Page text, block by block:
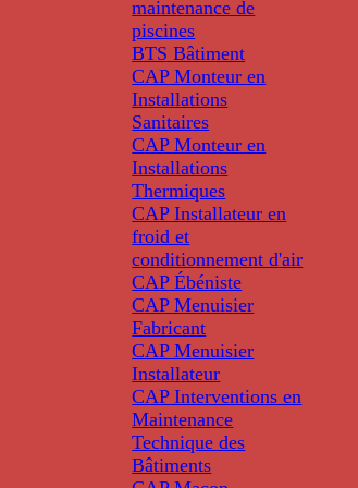
maintenance de
piscines
BTS Bâtiment
CAP Monteur en
Installations
Sanitaires
CAP Monteur en
Installations
Thermiques
CAP Installateur en
froid et
conditionnement d'air
CAP Ébéniste
CAP Menuisier
Fabricant
CAP Menuisier
Installateur
CAP Interventions en
Maintenance
Technique des
Bâtiments